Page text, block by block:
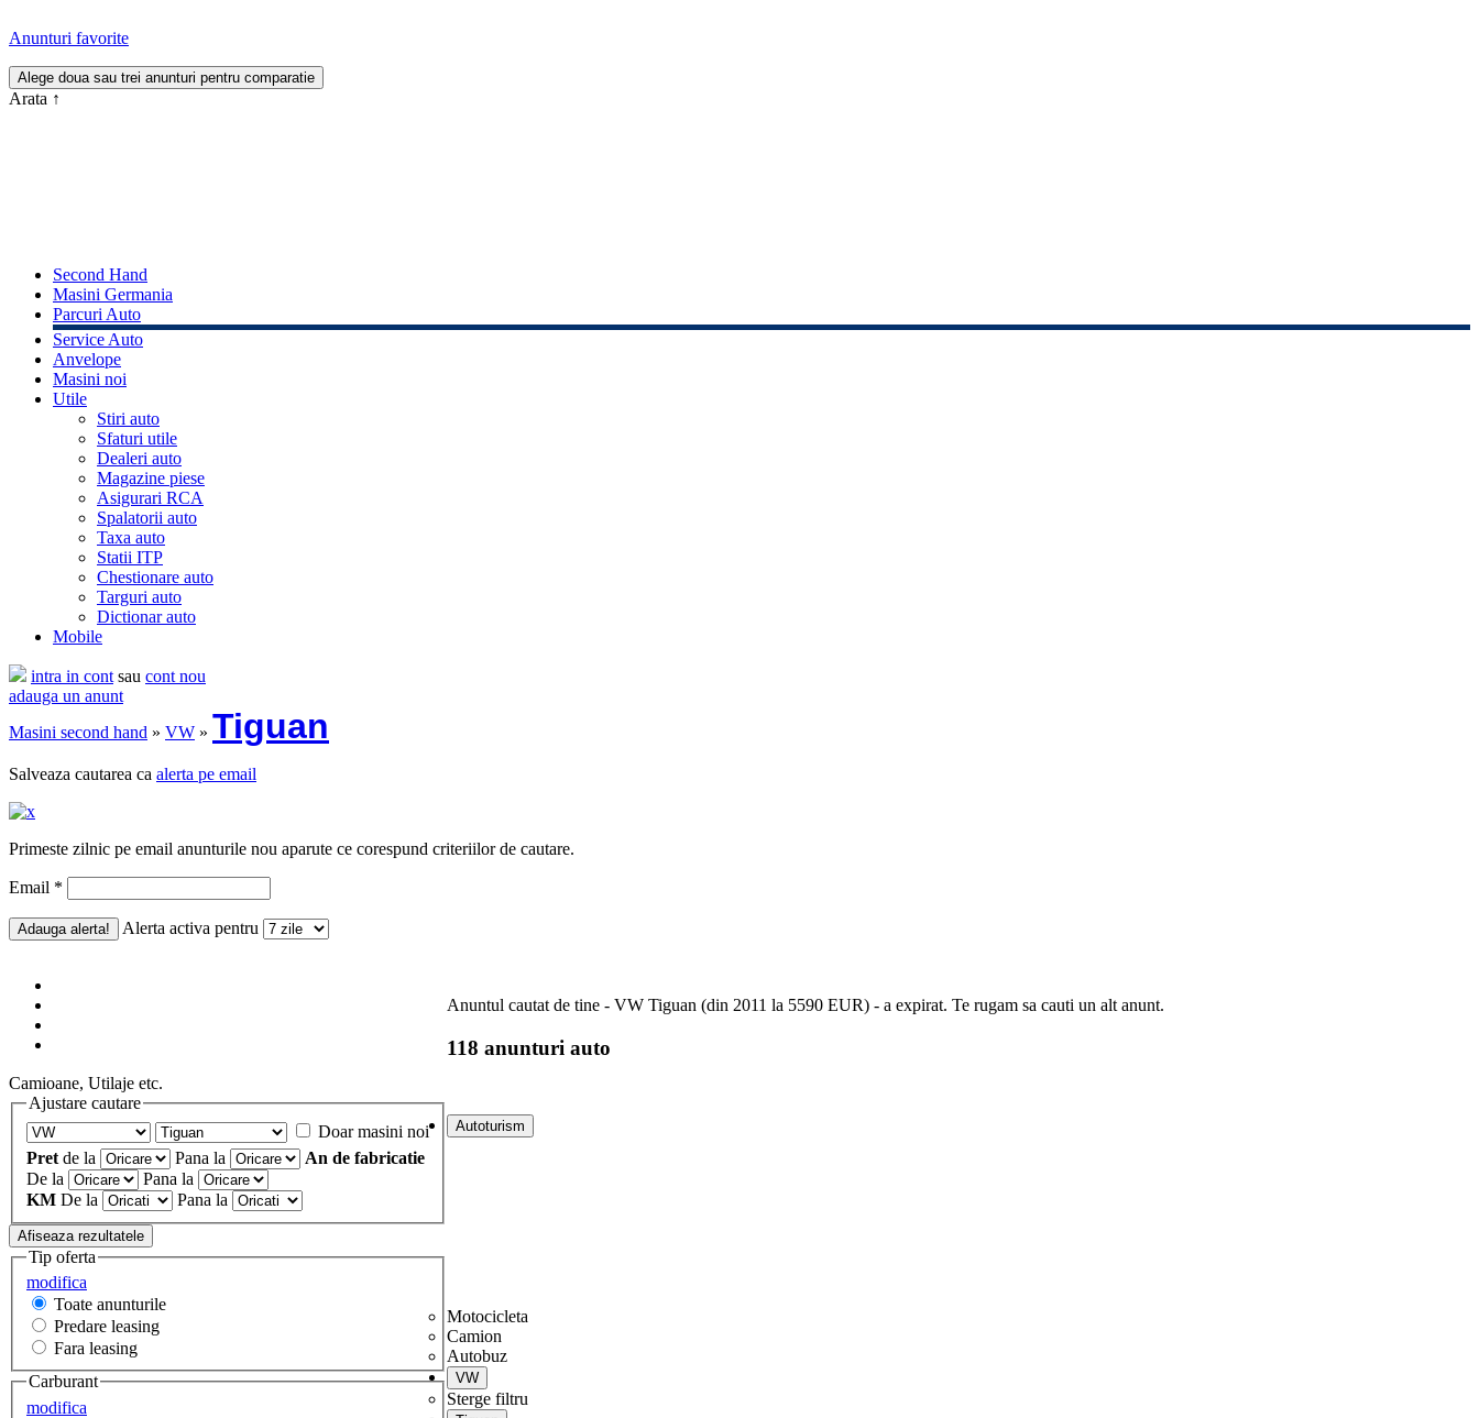
Anunturi favorite
Arata ↑
Second Hand
Masini Germania
Parcuri Auto
Service Auto
Anvelope
Masini noi
Utile
Stiri auto
Sfaturi utile
Dealeri auto
Magazine piese
Asigurari RCA
Spalatorii auto
Taxa auto
Statii ITP
Chestionare auto
Targuri auto
Dictionar auto
Mobile
intra in cont sau cont nou
adauga un anunt
Masini second hand » VW » Tiguan
Salveaza cautarea ca alerta pe email
Primeste zilnic pe email anunturile nou aparute ce corespund criteriilor de cautare.
Email *
Alerta activa pentru
Camioane, Utilaje etc.
Ajustare cautare
Doar masini noi
Pret de la Pana la
An de fabricatie
De la
Pana la
KM De la Pana la
modifica
Tip oferta
Toate anunturile
Predare leasing
Fara leasing
modifica
Carburant
Anuntul cautat de tine - VW Tiguan (din 2011 la 5590 EUR) - a expirat. Te rugam sa cauti un alt anunt.
118 anunturi auto
Motocicleta
Camion
Autobuz
Sterge filtru